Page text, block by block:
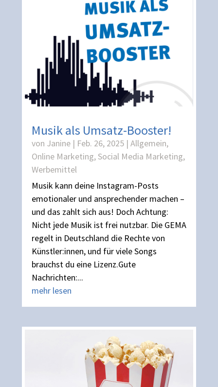
Musik als Umsatz-Booster!
von Janine| Feb. 26, 2025| Allgemein,
Online Marketing,Social Media Marketing,
Werbemittel
Musik kann deine Instagram-Posts
emotionaler und ansprechender machen –
und das zahlt sich aus! Doch Achtung:
Nicht jede Musik ist frei nutzbar. Die GEMA
regelt in Deutschland die Rechte von
Künstler:innen, und für viele Songs
brauchst du eine Lizenz.Gute
Nachrichten:...
mehr lesen